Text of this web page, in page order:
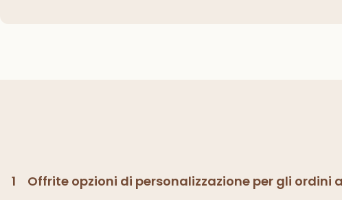
1 Offrite opzioni di personalizzazione per gli ordini